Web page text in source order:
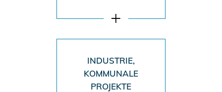
INDUSTRIE,
KOMMUNALE
PROJEKTE